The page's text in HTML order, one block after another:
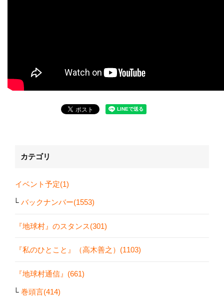
カテゴリ
イベント予定(1)
バックナンバー(1553)
『地球村』のスタンス(301)
『私のひとこと』（高木善之）(1103)
『地球村通信』(661)
巻頭言(414)